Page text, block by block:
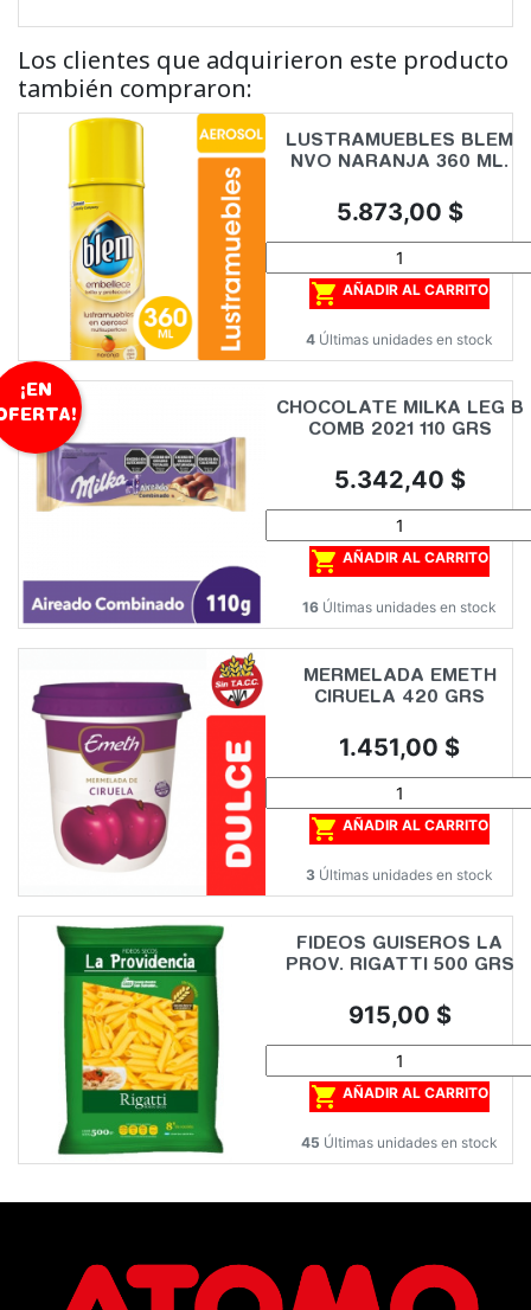
Los clientes que adquirieron este producto
también compraron:
LUSTRAMUEBLES BLEM
NVO NARANJA 360 ML.
Precio
5.873,00 $
 AÑADIR AL CARRITO
4 Últimas unidades en stock
CHOCOLATE MILKA LEG B
COMB 2021 110 GRS
Precio
5.342,40 $
 AÑADIR AL CARRITO
16 Últimas unidades en stock
¡EN
MERMELADA EMETH
CIRUELA 420 GRS
Precio
1.451,00 $
 AÑADIR AL CARRITO
3 Últimas unidades en stock
FIDEOS GUISEROS LA
PROV. RIGATTI 500 GRS
Precio
915,00 $
 AÑADIR AL CARRITO
45 Últimas unidades en stock